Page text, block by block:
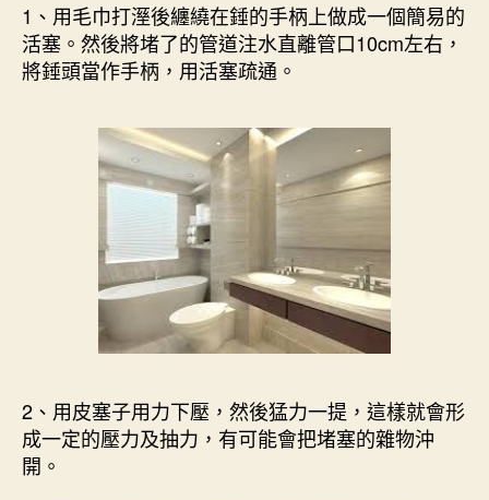
1、用毛巾打溼後纏繞在錘的手柄上做成一個簡易的
活塞。然後將堵了的管道注水直離管口10cm左右，
將錘頭當作手柄，用活塞疏通。
2、用皮塞子用力下壓，然後猛力一提，這樣就會形
成一定的壓力及抽力，有可能會把堵塞的雜物沖
開。